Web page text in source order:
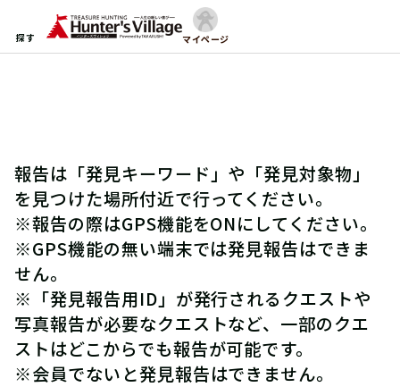
探す マイページ
報告は「発見キーワード」や「発見対象物」
を見つけた場所付近で行ってください。
※報告の際はGPS機能をONにしてください。
※GPS機能の無い端末では発見報告はできま
せん。
※「発見報告用ID」が発行されるクエストや
写真報告が必要なクエストなど、一部のクエ
ストはどこからでも報告が可能です。
※会員でないと発見報告はできません。